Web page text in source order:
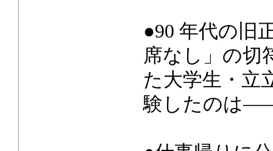
●90 年代の旧
席なし」の切
た大学生・立
験したのは